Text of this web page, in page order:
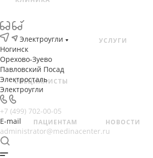
УСЛУГИ
СПЕЦИАЛИСТЫ
ПАЦИЕНТАМ НОВОСТИ
Электроугли
Ногинск
Орехово-Зуево
Павловский Посад
Электросталь
Электроугли
+7 (499) 702-00-05
E-mail
administrator@medinacenter.ru